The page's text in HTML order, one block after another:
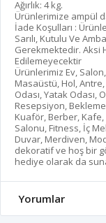
Ağırlık: 4 kg.
Ürünlerimize ampül
İade Koşulları :
Sarılı, Kutulu Ve
Gerekmektedir. Aksi
Edilemeyecektir
Ürünlerimiz Ev,
Masaüstü, Hol,
Odası, Yatak Odası,
Resepsiyon,
Kuaför, Berber, Kafe,
Salonu, Fitness, İç
Duvar, Merdiven,
dekoratif ve hoş bir
hediye olarak da
Yorumlar